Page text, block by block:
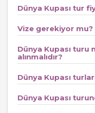
Dünya kupası turu
lokasyonu, şehir içi
amerika dünya
seyahat deneyimi
Milli Takımımız
Dünya Kupası tur
Vize gerekiyor mu?
Dünya Kupası turu
alınmalıdır?
Dünya Kupası
Dünya Kupası